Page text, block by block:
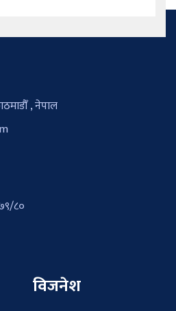
, नेपाल
८०
विजनेश